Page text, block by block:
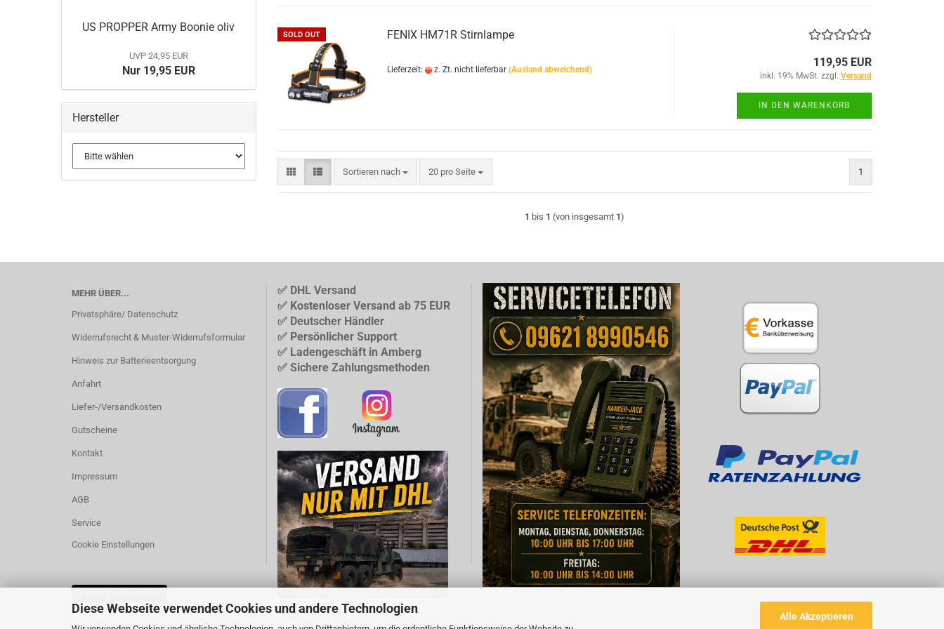
Diese Webseite verwendet Cookies und andere Technologien
Alle Akzeptieren
DANNER Boots
Gummistiefel
HAIX Boots
Socken
Morale Line
Urban Line
Rucksäcke
WILDO
TACTICAL GLOVES SERIES
SOLD OUT FENIX HM71R Stirnlampe
Lieferzeit: z. Zt. nicht lieferbar (Ausland abweichend)
119,95 EUR
inkl. 19% MwSt. zzgl. Versand
IN DEN WARENKORB
Sortieren nach
Sortieren nach 20 pro Seite
pro Seite 1
1 bis 1 (von insgesamt 1)
US PROPPER Army Boonie oliv
UVP 24,95 EUR
Nur 19,95 EUR
Hersteller
MEHR ÜBER...
Privatsphäre/ Datenschutz
Widerrufsrecht & Muster-Widerrufsformular
Hinweis zur Batterieentsorgung
Anfahrt
Liefer-/Versandkosten
Gutscheine
Kontakt
Impressum
AGB
Service
Cookie Einstellungen
✅ DHL Versand
✅ Kostenloser Versand ab 75 EUR
✅ Deutscher Händler
✅ Persönlicher Support
✅ Ladengeschäft in Amberg
✅ Sichere Zahlungsmethoden